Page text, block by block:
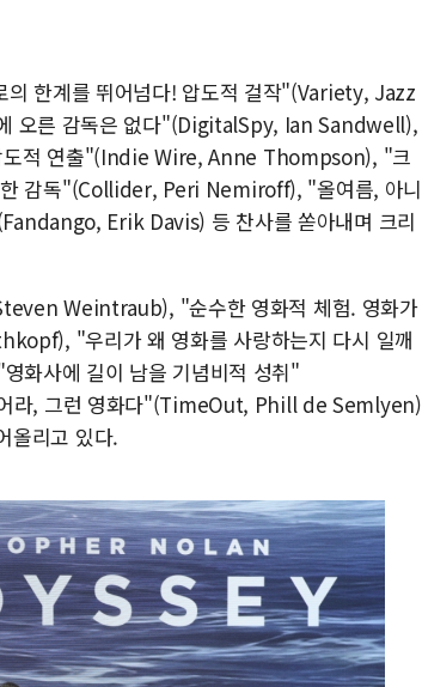
의 한계를 뛰어넘다! 압도적 걸작"(Variety, Jazz
오른 감독은 없다"(DigitalSpy, Ian Sandwell),
도적 연출"(Indie Wire, Anne Thompson), "크
한 감독"(Collider, Peri Nemiroff), "올여름, 아니
Erik Davis) 등 찬사를 쏟아내며 크리
Weintraub), "순수한 영화적 체험. 영화가
"우리가 왜 영화를 사랑하는지 다시 일깨
사에 길이 남을 기념비적 성취"
라, 그런 영화다"(TimeOut, Phill de Semlyen)
올리고 있다.